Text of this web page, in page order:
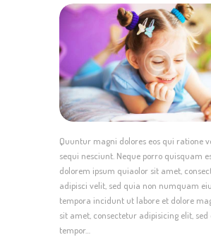
Quuntur magni dolores eos qui ratione
sequi nesciunt. Neque porro quisquam
dolorem ipsum quiaolor sit amet,
adipisci velit, sed quia non numquam
tempora incidunt ut labore et dolore
sit amet, consectetur adipisicing elit, sed
tempor…